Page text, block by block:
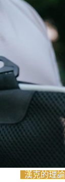
漢克的理